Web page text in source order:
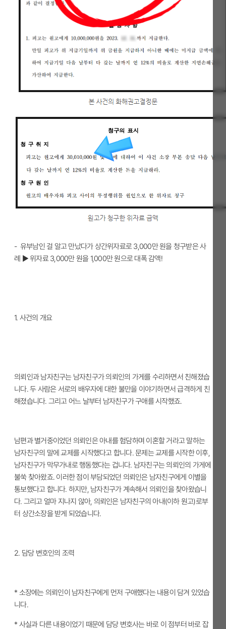
- 유부남인 걸 알고 만났다가 상간위자료로 3,000만 원을 청구받은 사
례 ▶ 위자료 3,000만 원을 1,000만 원으로 대폭 감액!
1. 사건의 개요
의뢰인과 남자친구는 남자친구가 의뢰인의 가게를 수리하면서 친해졌습
니다. 두 사람은 서로의 배우자에 대한 불만을 이야기하면서 급격하게 친
해졌습니다. 그리고 어느 날부터 남자친구가 구애를 시작했죠.
남편과 별거중이었던 의뢰인은 아내를 험담하며 이혼할 거라고 말하는
남자친구의 말에 교제를 시작했다고 합니다. 문제는 교제를 시작한 이후,
남자친구가 막무가내로 행동했다는 겁니다. 남자친구는 의뢰인의 가게에
불쑥 찾아왔죠. 이러한 점이 부담되었던 의뢰인은 남자친구에게 이별을
통보했다고 합니다. 하지만, 남자친구가 계속해서 의뢰인을 찾아왔습니
다. 그리고 얼마 지나지 않아, 의뢰인은 남자친구의 아내(이하 원고)로부
터 상간소장을 받게 되었습니다.
2. 담당 변호인의 조력
* 소장에는 의뢰인이 남자친구에게 먼저 구애했다는 내용이 담겨 있었습
니다.
* 사실과 다른 내용이었기 때문에 담당 변호사는 바로 이 점부터 바로 잡